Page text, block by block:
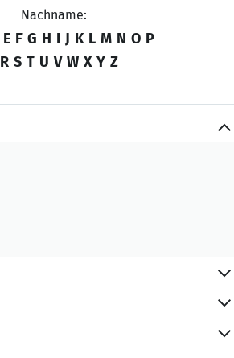
Nachname:
E F G H I J K L M N O P
R S T U V W X Y Z